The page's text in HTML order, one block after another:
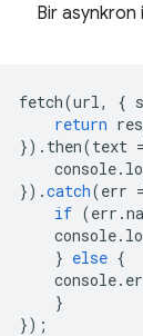
Bir asynkron
fetch(url, {
return
}). then(text =
console.
}).catch(err =
if (err .
console.
} else {
console.
}
});